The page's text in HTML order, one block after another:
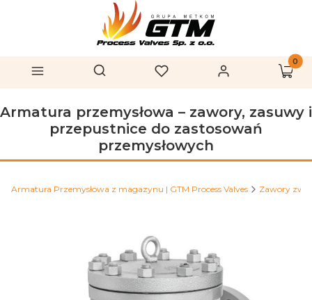
Menu Otwórz wyszukiwarkę
Szukaj Ulubione Zaloguj się
Armatura przemysłowa – zawory, zasuwy i
przepustnice do zastosowań
przemysłowych
Armatura Przemysłowa z magazynu | GTM Process Valves Zawory